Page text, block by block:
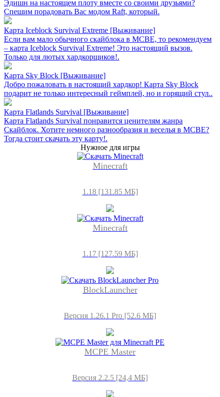
Эдишн на настоящем плоту вместе со своими друзьями?
Спешим порадовать Вас модом Raft, который.
Карта Iceblock Survival Extreme [Выживание]
Если вам мало обычного скайблока в MCBE, то рекомендуем
– карта Iceblock Survival Extreme! Это настоящий вызов.
Только для лютых хардкорщиков!.
Карта Sky Block [Выживание]
Добро пожаловать в настоящий хардкор! Карта Sky Block
подарит не только интересный геймплей, но и горящий стул..
Карта Flatlands Survival [Выживание]
Карта Flatlands Survival понравится ценителям жанра
Скайблок. Хотите немного разнообразия и веселья в MCBE?
Тогда стоит скачать эту карту!.
Нужное для игры
Minecraft
1.18 [131.85 МБ]
Minecraft
1.17 [127.59 МБ]
BlockLauncher
Версия 1.26.1 Pro [52.6 МБ]
MCPE Master
Версия 2.2.5 [24,4 МБ]